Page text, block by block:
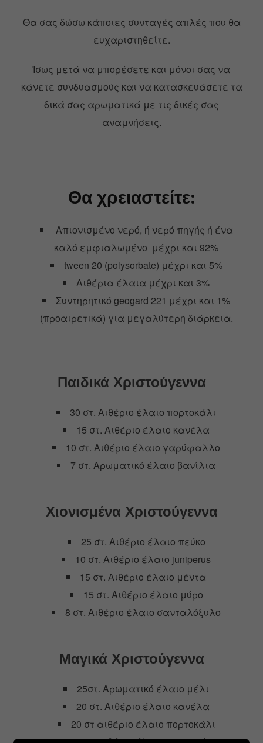
Θα σας δώσω κάποιες συνταγές απλές που θα
ευχαριστηθείτε.
Ίσως μετά να μπορέσετε και μόνοι σας να
κάνετε συνδυασμούς και να κατασκευάσετε τα
δικά σας αρωματικά με τις δικές σας
αναμνήσεις.
Θα χρειαστείτε:
Aπιονισμένο νερό, ή νερό πηγής ή ένα
καλό εμφιαλωμένο μέχρι και 92%
tween 20 (polysorbate) μέχρι και 5%
Αιθέρια έλαια μέχρι και 3%
Συντηρητικό geogard 221 μέχρι και 1%
(προαιρετικά) για μεγαλύτερη διάρκεια.
Παιδικά Χριστούγεννα
30 στ. Αιθέριο έλαιο πορτοκάλι
15 στ. Αιθέριο έλαιο κανέλα
10 στ. Αιθέριο έλαιο γαρύφαλλο
7 στ. Αρωματικό έλαιο βανίλια
Χιονισμένα Χριστούγεννα
25 στ. Αιθέριο έλαιο πεύκο
10 στ. Αιθέριο έλαιο juniperus
15 στ. Αιθέριο έλαιο μέντα
15 στ. Αιθέριο έλαιο μύρο
8 στ. Αιθέριο έλαιο σανταλόξυλο
Μαγικά Χριστούγεννα
25στ. Αρωματικό έλαιο μέλι
20 στ. Αιθέριο έλαιο κανέλα
20 στ αιθέριο έλαιο πορτοκάλι